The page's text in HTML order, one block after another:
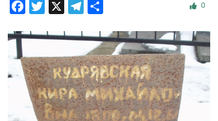
Facebook
Twitter Telegram 0